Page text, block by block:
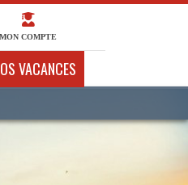
MON COMPTE
VACANCES